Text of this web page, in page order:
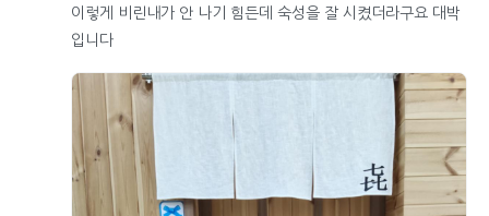
이렇게 비린내가 안 나기 힘든데 숙성을 잘 시켰더라구요 대박
입니다